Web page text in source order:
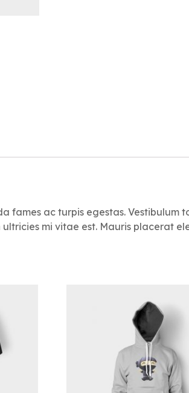
fames ac turpis egestas.
mi vitae est. Mauris placerat